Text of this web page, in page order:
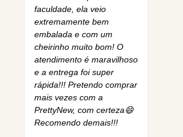
faculdade, ela veio
extremamente bem
embalada e com um
cheirinho muito bom! O
atendimento é maravilhoso
e a entrega foi super
rápida!!! Pretendo comprar
mais vezes com a
PrettyNew, com certeza😄
Recomendo demais!!!